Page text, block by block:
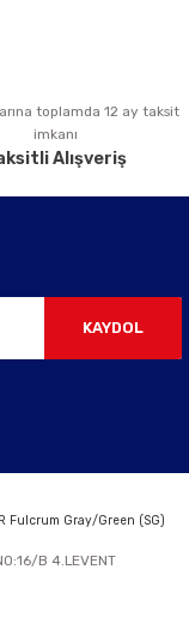
toplamda 12 ay taksit
imkanı
Alışveriş
KAYDOL
B 4.LEVENT